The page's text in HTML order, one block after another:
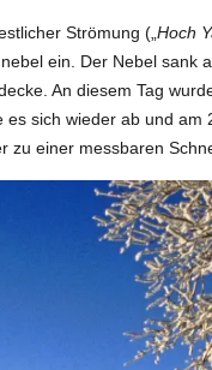
Strömung („Hoch
ein. Der Nebel sank
An diesem Tag
es sich wieder ab und
zu einer messbaren